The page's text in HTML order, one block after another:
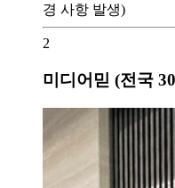
경 사항 발생)
2
미디어믿 (전국